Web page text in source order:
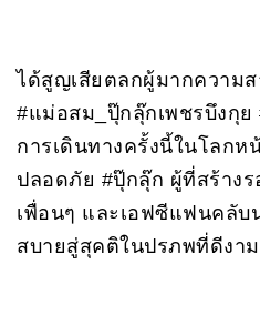
ได้สูญเสียตลกผู้มากความส
#แม่อสม_ปุ๊กลุ๊กเพชรบึงกุย
การเดินทางครั้งนี้ในโลก
ปลอดภัย #ปุ๊กลุ๊ก ผู้ที่สร้าง
เพื่อนๆ และเอฟซีแฟนคลับ
สบายสู่สุคติในปรภพที่ดีงา